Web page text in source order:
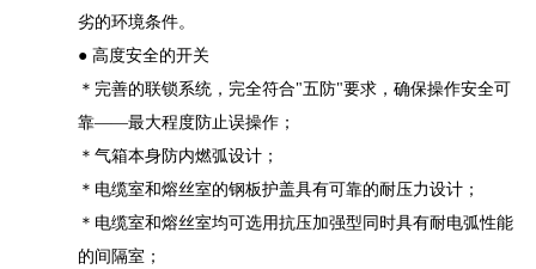
劣的环境条件。
● 高度安全的开关
＊完善的联锁系统，完全符合"五防"要求，确保操作安全可
靠——最大程度防止误操作；
＊气箱本身防内燃弧设计；
＊电缆室和熔丝室的钢板护盖具有可靠的耐压力设计；
＊电缆室和熔丝室均可选用抗压加强型同时具有耐电弧性能
的间隔室；